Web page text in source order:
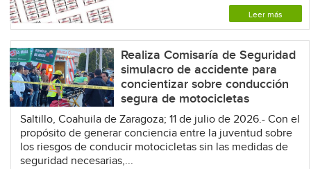
Leer más
Realiza Comisaría de Seguridad
simulacro de accidente para
concientizar sobre conducción
segura de motocicletas
Saltillo, Coahuila de Zaragoza; 11 de julio de 2026.- Con el
propósito de generar conciencia entre la juventud sobre
los riesgos de conducir motocicletas sin las medidas de
seguridad necesarias,...